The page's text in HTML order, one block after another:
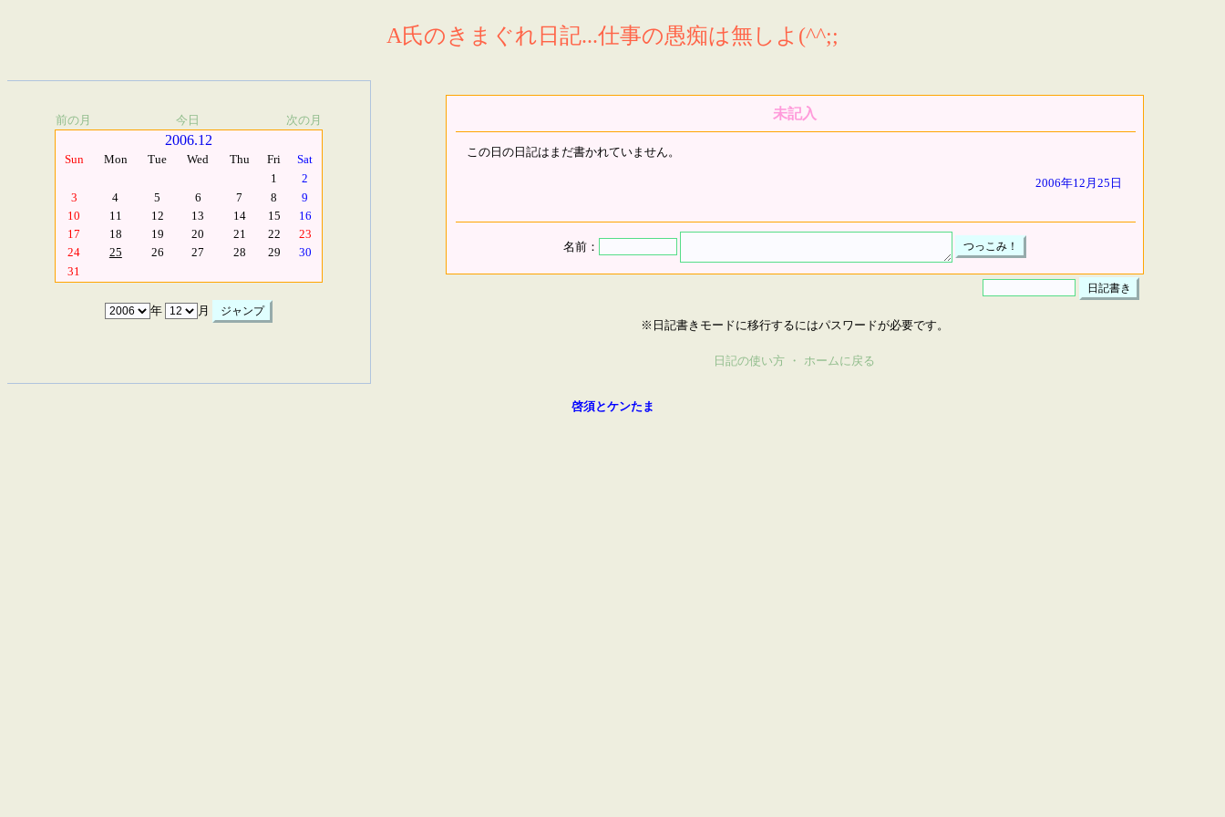
A氏のきまぐれ日記...仕事の愚痴は無しよ(^^;;
前の月 今日 次の月
2006.12
Sun Mon Tue Wed Thu Fri
Sat
1
2
3
4 5 6 7 8
9
10
11 12 13 14 15
16
17
18 19 20 21 22
23
24
25 26 27 28 29
30
31
年 月
未記入
この日の日記はまだ書かれていません。
2006年12月25日
名前：
※日記書きモードに移行するにはパスワードが必要です。
日記の使い方 ・ ホームに戻る
啓須とケンたま